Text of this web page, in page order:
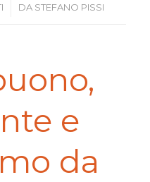
DA STEFANO PISSI
e
da